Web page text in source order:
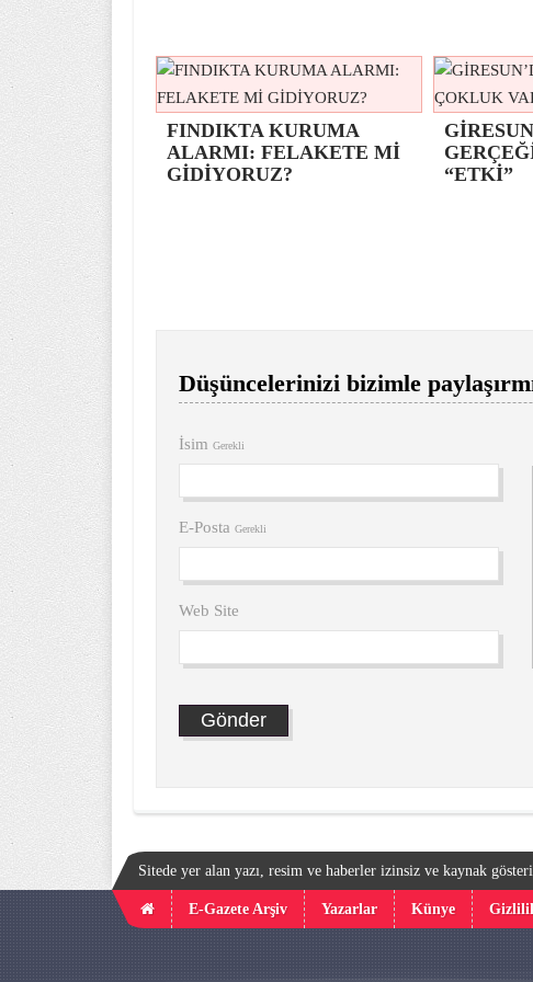
FINDIKTA KURUMA
ALARMI: FELAKETE Mİ
GİDİYORUZ?
“ETKİ”
Düşüncelerinizi bizimle
İsim Gerekli
E-Posta Gerekli
Web Site
Sitede yer alan yazı, resim ve haberler izinsiz ve kaynak
E-Gazete Arşiv Yazarlar Künye